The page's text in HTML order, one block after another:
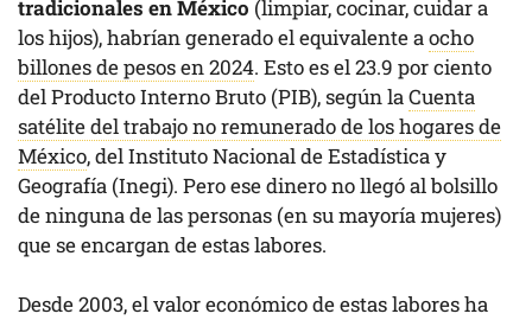
tradicionales en México (limpiar, cocinar, cuidar a
los hijos), habrían generado el equivalente a ocho
billones de pesos en 2024. Esto es el 23.9 por ciento
del Producto Interno Bruto (PIB), según la Cuenta
satélite del trabajo no remunerado de los hogares de
México, del Instituto Nacional de Estadística y
Geografía (Inegi). Pero ese dinero no llegó al bolsillo
de ninguna de las personas (en su mayoría mujeres)
que se encargan de estas labores.
Desde 2003, el valor económico de estas labores ha